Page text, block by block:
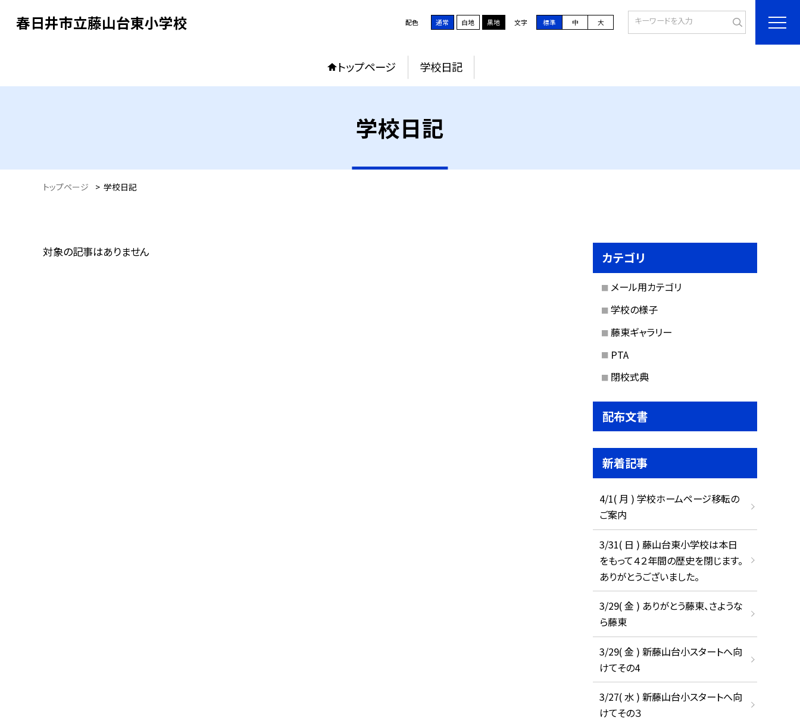
春日井市立藤山台東小学校 配色 通常 白地 黒地 文字 標準 中 大
トップページ 学校日記
学校日記
トップページ > 学校日記
対象の記事はありません カテゴリ
メール用カテゴリ
学校の様子
藤東ギャラリー
PTA
閉校式典
配布文書
新着記事
4/1( 月 ) 学校ホームページ移転の
ご案内
3/31( 日 ) 藤山台東小学校は本日
をもって４２年間の歴史を閉じます。
ありがとうございました。
3/29( 金 ) ありがとう藤東、さような
ら藤東
3/29( 金 ) 新藤山台小スタートへ向
けてその4
3/27( 水 ) 新藤山台小スタートへ向
けてその３